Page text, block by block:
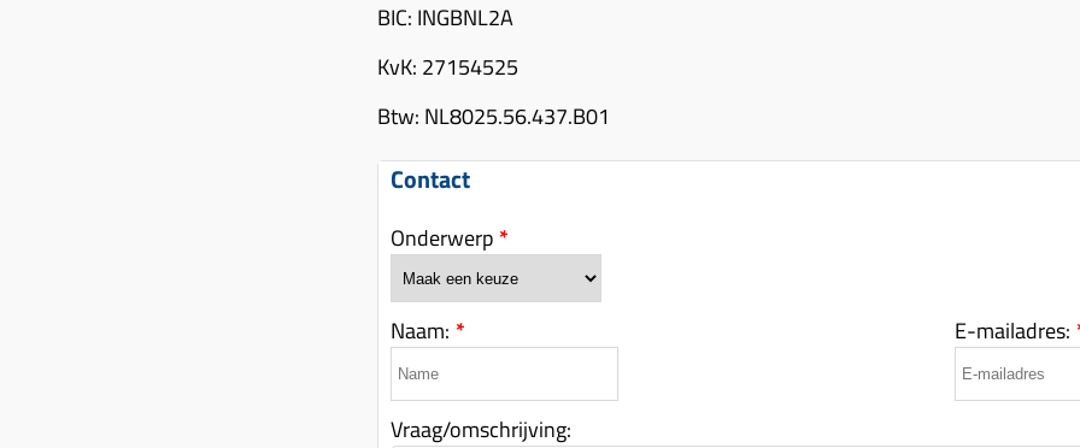
BIC: INGBNL2A
KvK: 27154525
Btw: NL8025.56.437.B01
Contact
Onderwerp *
Naam: * E-mailadres:
Vraag/omschrijving: